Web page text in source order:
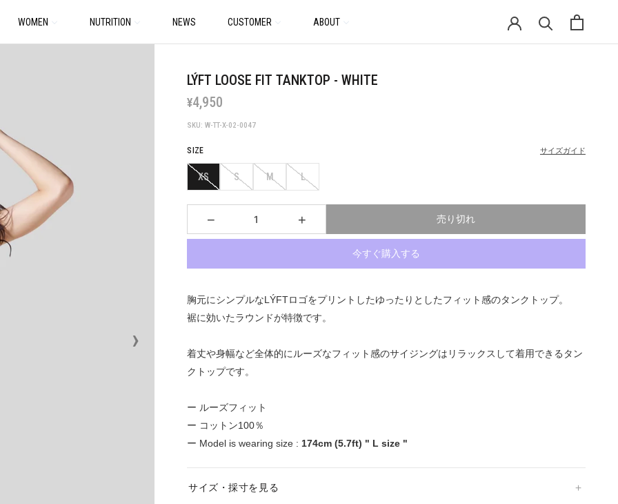
WOMEN NUTRITION NEWS CUSTOMER ABOUT
貨
›
LÝFT LOOSE FIT TANKTOP - WHITE
¥4,950
SKU: W-TT-X-02-0047
SIZE サイズガイド
XS S M L
− + 売り切れ
今すぐ購入する
胸元にシンプルなLÝFTロゴをプリントしたゆったりとしたフィット感のタンクトップ。
裾に効いたラウンドが特徴です。
着丈や身幅など全体的にルーズなフィット感のサイジングはリラックスして着用できるタン
クトップです。
ー ルーズフィット
ー コットン100％
ー Model is wearing size : 174cm (5.7ft) " L size "
サイズ・採寸を見る